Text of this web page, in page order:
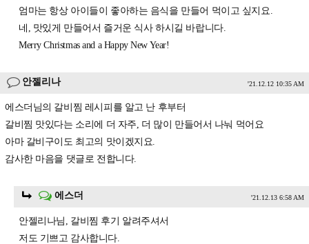
엄마는 항상 아이들이 좋아하는 음식을 만들어 먹이고 싶지요.
네, 맛있게 만들어서 즐거운 식사 하시길 바랍니다.
Merry Christmas and a Happy New Year!
안젤리나 '21.12.12 10:35 AM
에스더님의 갈비찜 레시피를 알고 난 후부터
갈비찜 맛있다는 소리에 더 자주, 더 많이 만들어서 나눠 먹어요
아마 갈비구이도 최고의 맛이겠지요.
감사한 마음을 댓글로 전합니다.
에스더 '21.12.13 6:58 AM
안젤리나님, 갈비찜 후기 알려주셔서
저도 기쁘고 감사합니다.